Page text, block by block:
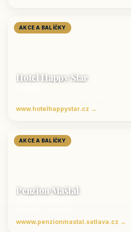
AKCE A BALÍČKY
Hotel Happy Star
www.hotelhappystar.cz →
AKCE A BALÍČKY
Penzion Maštal
wwww.penzionmastal.satlava.cz →